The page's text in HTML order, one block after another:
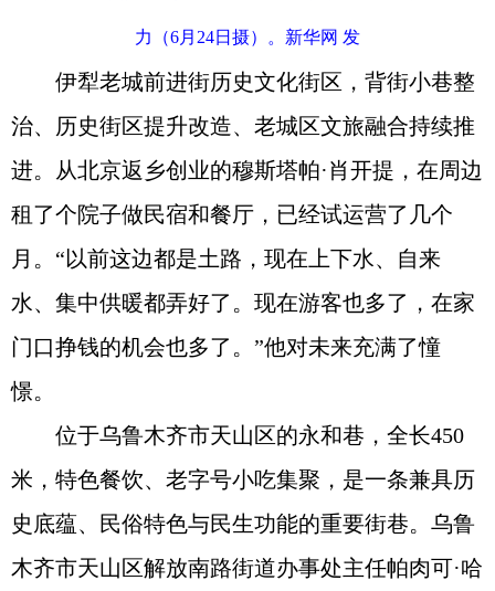
力（6月24日摄）。新华网 发
伊犁老城前进街历史文化街区，背街小巷整
治、历史街区提升改造、老城区文旅融合持续推
进。从北京返乡创业的穆斯塔帕·肖开提，在周边
租了个院子做民宿和餐厅，已经试运营了几个
月。“以前这边都是土路，现在上下水、自来
水、集中供暖都弄好了。现在游客也多了，在家
门口挣钱的机会也多了。”他对未来充满了憧
憬。
位于乌鲁木齐市天山区的永和巷，全长450
米，特色餐饮、老字号小吃集聚，是一条兼具历
史底蕴、民俗特色与民生功能的重要街巷。乌鲁
木齐市天山区解放南路街道办事处主任帕肉可·哈